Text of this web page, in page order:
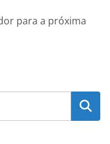
para a próxima
Pesquisar